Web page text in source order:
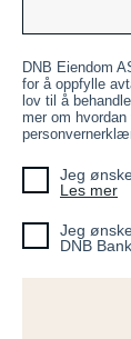
DNB Eiendom
for å oppfylle
lov til å
mer om
Jeg
Les mer
Jeg
DNB